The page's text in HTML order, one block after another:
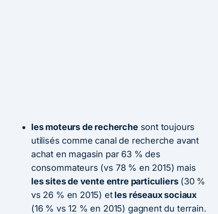
les moteurs de recherche sont toujours
utilisés comme canal de recherche avant
achat en magasin par 63 % des
consommateurs (vs 78 % en 2015) mais
les sites de vente entre particuliers(30 %
vs 26 % en 2015) etles réseaux sociaux
(16 % vs 12 % en 2015) gagnent du terrain.